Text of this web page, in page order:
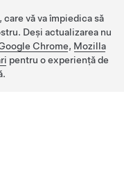
vă va împiedica să
Deși actualizarea nu
Chrome, Mozilla
pentru o experiență de